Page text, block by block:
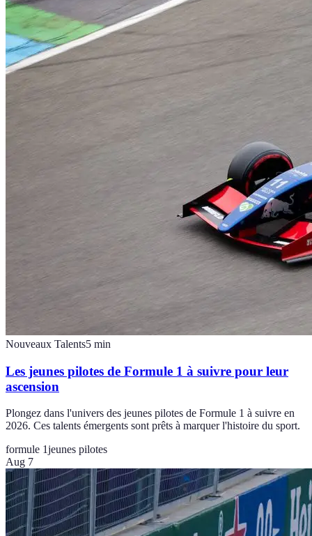
Nouveaux Talents5 min
Les jeunes pilotes de Formule 1 à suivre pour leur
ascension
Plongez dans l'univers des jeunes pilotes de Formule 1 à suivre en
2026. Ces talents émergents sont prêts à marquer l'histoire du sport.
formule 1jeunes pilotes
Aug 7